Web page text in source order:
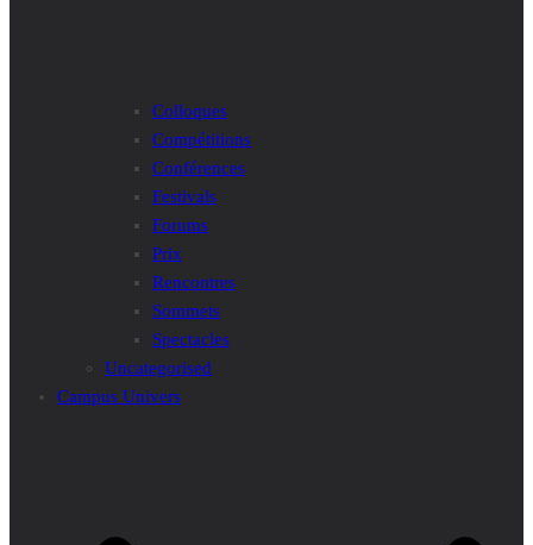
Colloques
Compétitions
Conférences
Festivals
Forums
Prix
Rencontres
Sommets
Spectacles
Uncategorised
Campus Univers